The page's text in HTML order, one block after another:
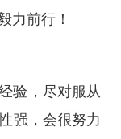
力前行！
验，尽对服从
强，会很努力